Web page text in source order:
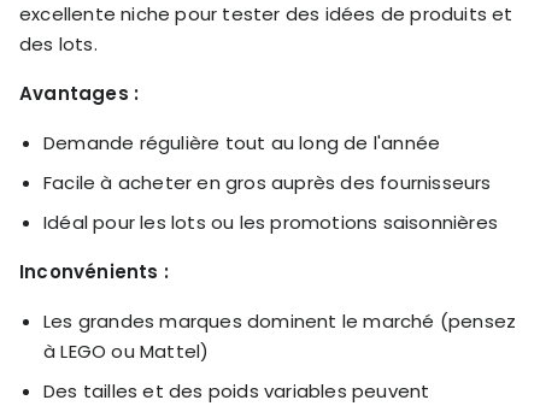
excellente niche pour tester des idées de produits et
des lots.
Avantages :
Demande régulière tout au long de l'année
Facile à acheter en gros auprès des fournisseurs
Idéal pour les lots ou les promotions saisonnières
Inconvénients :
Les grandes marques dominent le marché (pensez
à LEGO ou Mattel)
Des tailles et des poids variables peuvent